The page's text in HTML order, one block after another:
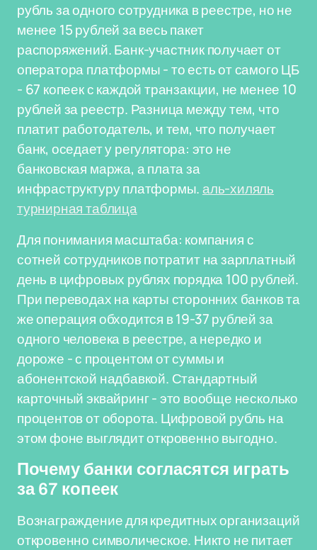
рубль за одного сотрудника в реестре, но не
менее 15 рублей за весь пакет
распоряжений. Банк-участник получает от
оператора платформы - то есть от самого ЦБ
- 67 копеек с каждой транзакции, не менее 10
рублей за реестр. Разница между тем, что
платит работодатель, и тем, что получает
банк, оседает у регулятора: это не
банковская маржа, а плата за
инфраструктуру платформы. аль-хиляль
турнирная таблица
Для понимания масштаба: компания с
сотней сотрудников потратит на зарплатный
день в цифровых рублях порядка 100 рублей.
При переводах на карты сторонних банков та
же операция обходится в 19-37 рублей за
одного человека в реестре, а нередко и
дороже - с процентом от суммы и
абонентской надбавкой. Стандартный
карточный эквайринг - это вообще несколько
процентов от оборота. Цифровой рубль на
этом фоне выглядит откровенно выгодно.
Почему банки согласятся играть
за 67 копеек
Вознаграждение для кредитных организаций
откровенно символическое. Никто не питает